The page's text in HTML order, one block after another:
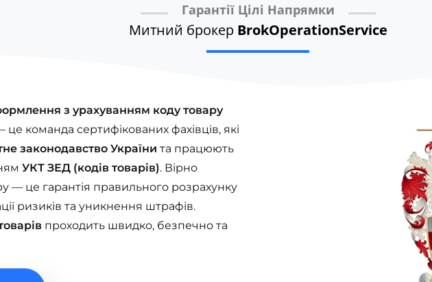
Гарантії Цілі Напрямки
Митний брокер BrokOperationService
з урахуванням коду товару
команда сертифікованих фахівців, які
законодавство України та працюють
УКТ ЗЕД (кодів товарів). Вірно
— це гарантія правильного розрахунку
ризиків та уникнення штрафів.
проходить швидко, безпечно та